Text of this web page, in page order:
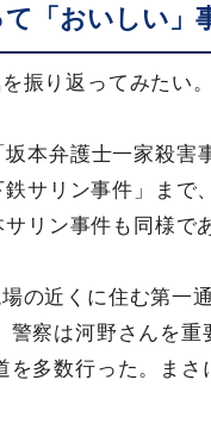
「おいしい」
振り返ってみたい。
本弁護士一家殺害
サリン事件」まで
リン事件も同様で
の近くに住む第一
察は河野さんを重
多数行った。ま